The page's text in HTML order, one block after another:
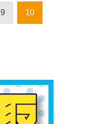
9 10